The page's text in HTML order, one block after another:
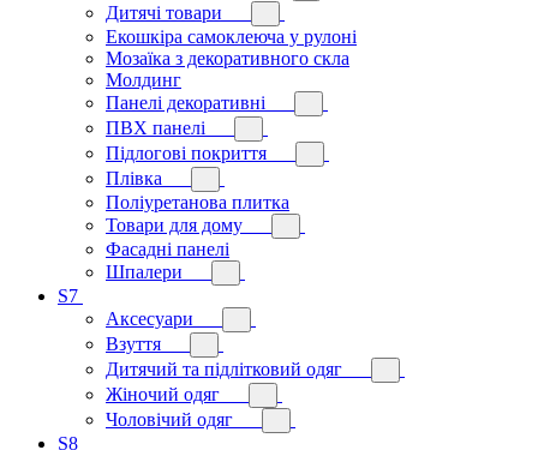
Дитячі товари
Екошкіра самоклеюча у рулоні
Мозаїка з декоративного скла
Молдинг
Панелі декоративні
ПВХ панелі
Підлогові покриття
Плівка
Поліуретанова плитка
Товари для дому
Фасадні панелі
Шпалери
S7
Аксесуари
Взуття
Дитячий та підлітковий одяг
Жіночий одяг
Чоловічий одяг
S8